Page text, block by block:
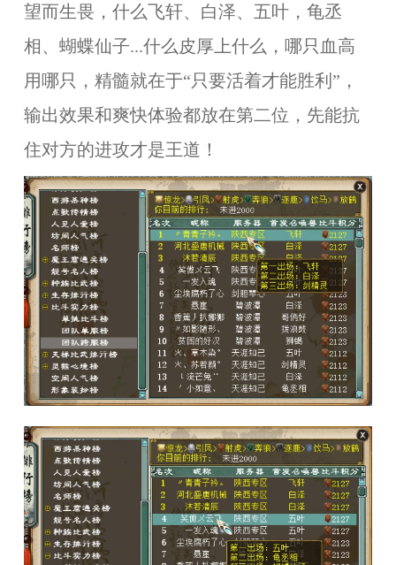
望而生畏，什么飞轩、白泽、五叶，龟丞
相、蝴蝶仙子...什么皮厚上什么，哪只血高
用哪只，精髓就在于“只要活着才能胜利”，
输出效果和爽快体验都放在第二位，先能抗
住对方的进攻才是王道！